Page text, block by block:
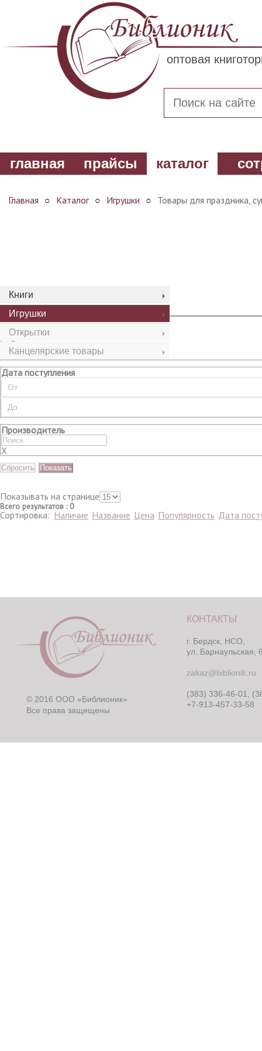
оптовая
главная прайсы каталог
Главная ○ Каталог ○ Игрушки ○ Товары для праздника,
Книги
Игрушки
Открытки
Канцелярские товары
Сбросить
Наличие
Все
В наличии
Нет в наличии
Дата поступления
Производитель
X
Сбросить Показать
Показывать на странице
Всего результатов : 0
Сортировка: Наличие Название Цена Популярность Дата
© 2016 ООО «Библионик»
Все права защищены
КОНТАКТЫ
г. Бердск, НСО,
ул. Барнаульская,
zakaz@biblionik.ru
(383) 336-46-01,
+7-913-457-33-58